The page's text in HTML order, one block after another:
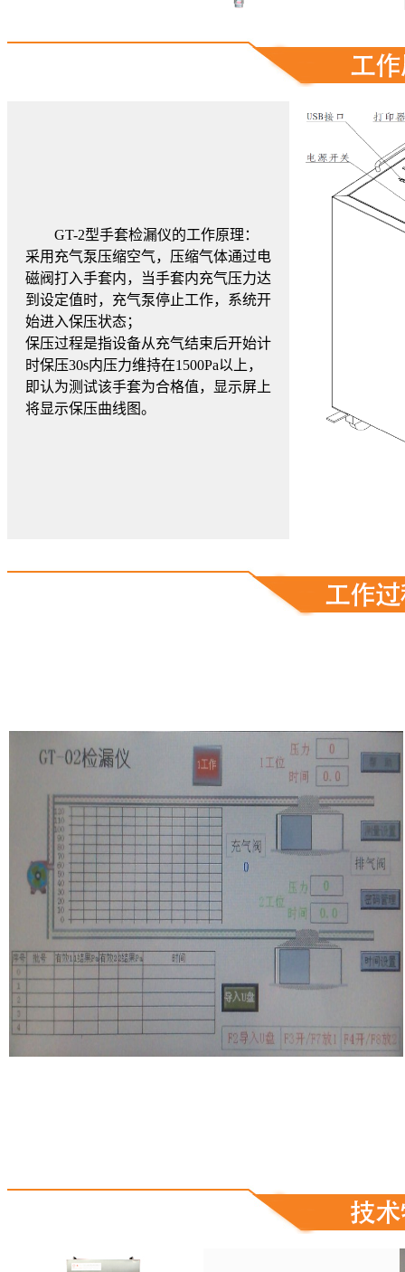
GT-2型手套检漏仪的工作原理：
采用充气泵压缩空气，压缩气体通过电
磁阀打入手套内，当手套内充气压力达
到设定值时，充气泵停止工作，系统开
始进入保压状态；
保压过程是指设备从充气结束后开始计
时保压30s内压力维持在1500Pa以上，
即认为测试该手套为合格值，显示屏上
将显示保压曲线图。